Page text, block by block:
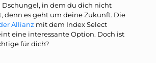
Dschungel, in dem du dich nicht
denn es geht um deine Zukunft. Die
Allianz mit dem Index Select
eine interessante Option. Doch ist
für dich?